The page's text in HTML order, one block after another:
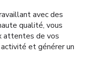
avec des
qualité, vous
attentes de vos
et générer un